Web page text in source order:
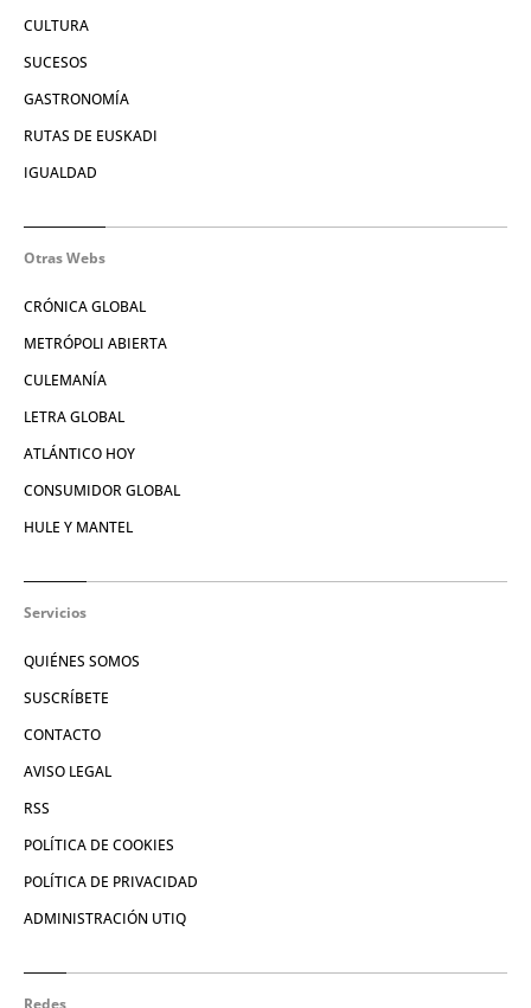
CULTURA
SUCESOS
GASTRONOMÍA
RUTAS DE EUSKADI
IGUALDAD
Otras Webs
CRÓNICA GLOBAL
METRÓPOLI ABIERTA
CULEMANÍA
LETRA GLOBAL
ATLÁNTICO HOY
CONSUMIDOR GLOBAL
HULE Y MANTEL
Servicios
QUIÉNES SOMOS
SUSCRÍBETE
CONTACTO
AVISO LEGAL
RSS
POLÍTICA DE COOKIES
POLÍTICA DE PRIVACIDAD
ADMINISTRACIÓN UTIQ
Redes